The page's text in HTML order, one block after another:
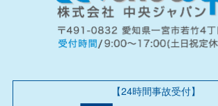
【24時間事故受付】